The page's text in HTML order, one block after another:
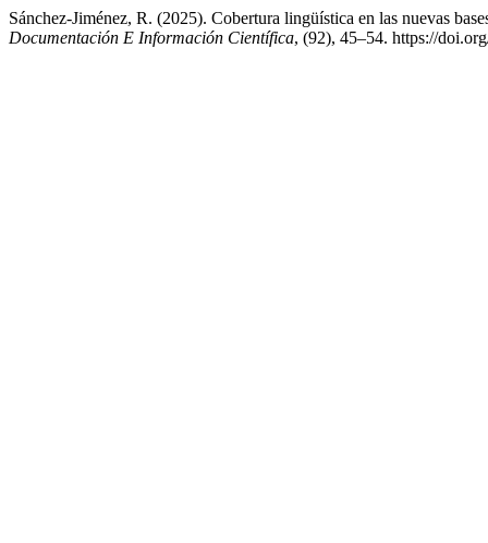
Sánchez-Jiménez, R. (2025). Cobertura lingüística en las nuevas
Documentación E Información Científica, (92), 45–54. https://